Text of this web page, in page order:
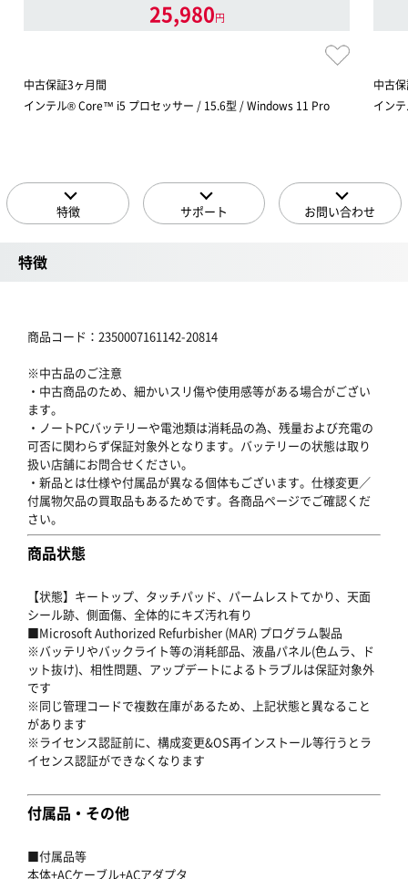
25,980円
中古保証3ヶ月間
インテル® Core™ i5 プロセッサー / 15.6型 / Windows 11 Pro
中古
イン
特徴 サポート お問い合わせ
特徴
商品コード：2350007161142-20814
※中古品のご注意
・中古商品のため、細かいスリ傷や使用感等がある場合がござい
ます。
・ノートPCバッテリーや電池類は消耗品の為、残量および充電の
可否に関わらず保証対象外となります。バッテリーの状態は取り
扱い店舗にお問合せください。
・新品とは仕様や付属品が異なる個体もございます。仕様変更／
付属物欠品の買取品もあるためです。各商品ページでご確認くだ
さい。
商品状態
【状態】キートップ、タッチパッド、パームレストてかり、天面
シール跡、側面傷、全体的にキズ汚れ有り
■Microsoft Authorized Refurbisher (MAR) プログラム製品
※バッテリやバックライト等の消耗部品、液晶パネル(色ムラ、ド
ット抜け)、相性問題、アップデートによるトラブルは保証対象外
です
※同じ管理コードで複数在庫があるため、上記状態と異なること
があります
※ライセンス認証前に、構成変更&OS再インストール等行うとラ
イセンス認証ができなくなります
付属品・その他
■付属品等
本体+ACケーブル+ACアダプタ